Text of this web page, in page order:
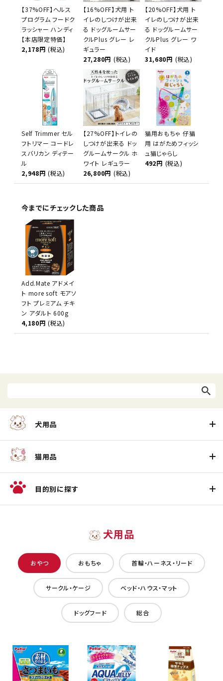
【37%OFF】ヘルス
プログラム フードク
ラッシャー ハンディ
【本店限定特価】
2,178円 (税込)
【16%OFF】犬用 ト
イレのしつけが出来
る ドッグルームサー
クルPlus グレー レ
ギュラー
27,280円 (税込)
【20%OFF】犬用 ト
イレのしつけが出来
る ドッグルームサー
クルPlus グレー ワ
イド
31,680円 (税込)
Self Trimmer セル
フトリマー コードレ
スバリカン ディテー
ル
2,948円 (税込)
【27%OFF】トイレの
しつけが出来る ドッ
グルームサークル ホ
ワイト レギュラー
26,800円 (税込)
猫用おもちゃ 仔猫
用 はがためフィッシ
ュ猫じゃらし
492円 (税込)
今までにチェックした商品
Add.Mate アドメイ
ト more soft モアソ
フト プレミアム チキ
ン アダルト 600g
4,180円 (税込)
犬用品
猫用品
目的別に探す
犬用品
おやつ おもちゃ 首輪・ハーネス・リード
サークル・ケージ ベッド・ハウス・マット
ドッグフード 総合